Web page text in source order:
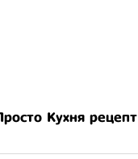
Кухня рецепт